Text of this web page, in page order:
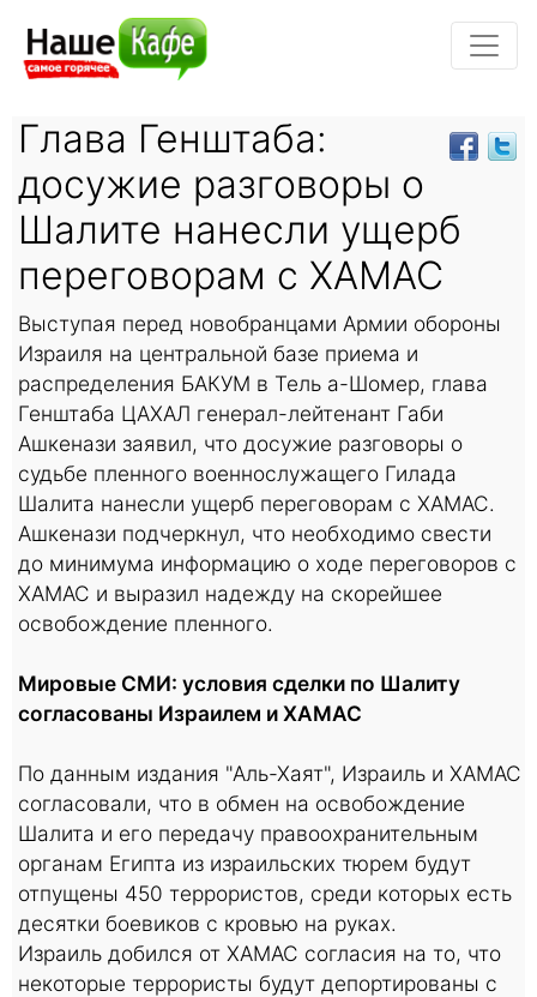
Глава Генштаба:
досужие разговоры о
Шалите нанесли ущерб
переговорам с ХАМАС
Выступая перед новобранцами Армии обороны
Израиля на центральной базе приема и
распределения БАКУМ в Тель а-Шомер, глава
Генштаба ЦАХАЛ генерал-лейтенант Габи
Ашкенази заявил, что досужие разговоры о
судьбе пленного военнослужащего Гилада
Шалита нанесли ущерб переговорам с ХАМАС.
Ашкенази подчеркнул, что необходимо свести
до минимума информацию о ходе переговоров с
ХАМАС и выразил надежду на скорейшее
освобождение пленного.
Мировые СМИ: условия сделки по Шалиту
согласованы Израилем и ХАМАС
По данным издания "Аль-Хаят", Израиль и ХАМАС
согласовали, что в обмен на освобождение
Шалита и его передачу правоохранительным
органам Египта из израильских тюрем будут
отпущены 450 террористов, среди которых есть
десятки боевиков с кровью на руках.
Израиль добился от ХАМАС согласия на то, что
некоторые террористы будут депортированы с